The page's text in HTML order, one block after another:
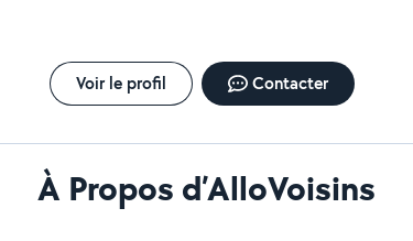
Voir le profil Contacter
À Propos d’AlloVoisins